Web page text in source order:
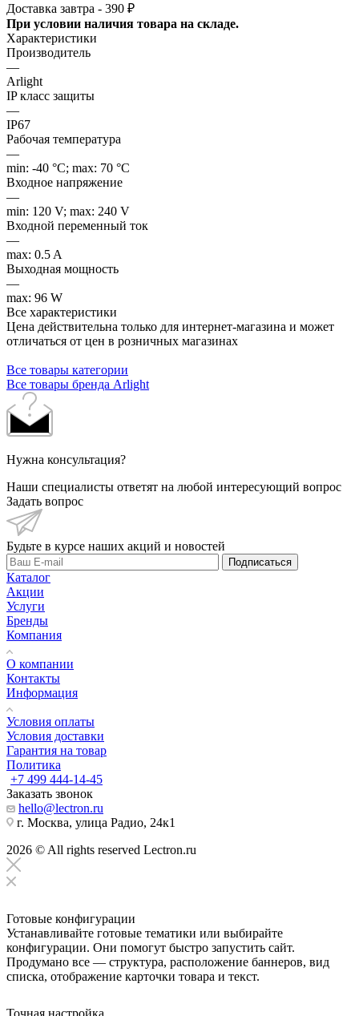
Доставка завтра - 390 ₽
При условии наличия товара на складе.
Характеристики
Производитель
—
Arlight
IP класс защиты
—
IP67
Рабочая температура
—
min: -40 °C; max: 70 °C
Входное напряжение
—
min: 120 V; max: 240 V
Входной переменный ток
—
max: 0.5 A
Выходная мощность
—
max: 96 W
Все характеристики
Цена действительна только для интернет-магазина и может
отличаться от цен в розничных магазинах
Все товары категории
Все товары бренда Arlight
Нужна консультация?
Наши специалисты ответят на любой интересующий вопрос
Задать вопрос
Будьте в курсе наших акций и новостей
Подписаться
Каталог
Акции
Услуги
Бренды
Компания
О компании
Контакты
Информация
Условия оплаты
Условия доставки
Гарантия на товар
Политика
+7 499 444-14-45
Заказать звонок
hello@lectron.ru
г. Москва, улица Радио, 24к1
2026 © All rights reserved Lectron.ru
Готовые конфигурации
Устанавливайте готовые тематики или выбирайте
конфигурации. Они помогут быстро запустить сайт.
Продумано все — структура, расположение баннеров, вид
списка, отображение карточки товара и текст.
Точная настройка